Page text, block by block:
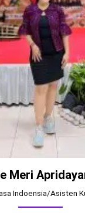
Meri
Indoensia/Asisten